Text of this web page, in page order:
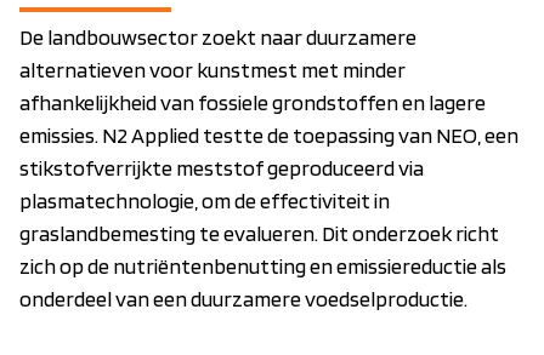
De landbouwsector zoekt naar duurzamere
alternatieven voor kunstmest met minder
afhankelijkheid van fossiele grondstoffen en lagere
emissies. N2 Applied testte de toepassing van NEO, een
stikstofverrijkte meststof geproduceerd via
plasmatechnologie, om de effectiviteit in
graslandbemesting te evalueren. Dit onderzoek richt
zich op de nutriëntenbenutting en emissiereductie als
onderdeel van een duurzamere voedselproductie.